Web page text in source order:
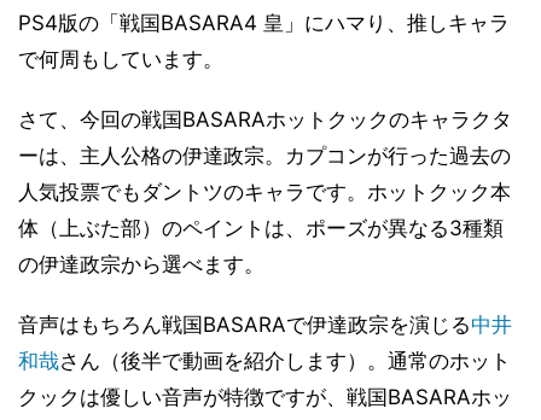
PS4版の「戦国BASARA4 皇」にハマり、推しキャラ
で何周もしています。
さて、今回の戦国BASARAホットクックのキャラクタ
ーは、主人公格の伊達政宗。カプコンが行った過去の
人気投票でもダントツのキャラです。ホットクック本
体（上ぶた部）のペイントは、ポーズが異なる3種類
の伊達政宗から選べます。
音声はもちろん戦国BASARAで伊達政宗を演じる中井
和哉さん（後半で動画を紹介します）。通常のホット
クックは優しい音声が特徴ですが、戦国BASARAホッ